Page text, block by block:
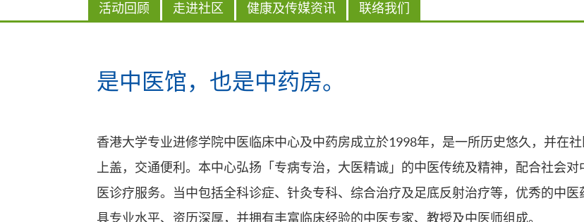
活动回顾
走进社区 健康及传媒资讯 联络我们
是中医馆，也是中药房。
香港大学专业进修学院中医临床中心及中药房成立於1998年，是一所历史悠久，并在
上盖，交通便利。本中心弘扬「专病专治，大医精诚」的中医传统及精神，配合社会
医诊疗服务。当中包括全科诊症、针灸专科、综合治疗及足底反射治疗等，优秀的中
具专业水平、资历深厚，并拥有丰富临床经验的中医专家、教授及中医师组成。